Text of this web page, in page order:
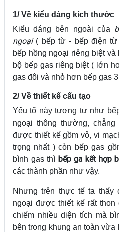
1/ Về kiểu dáng kích thước
Kiểu dáng bên ngoài của
ngoại( bếp từ - bếp điện
bếp hồng ngoại riêng biệt
bộ bếp gas riêng biệt ( lớn
gas đôi và nhỏ hơn bếp gas
2/ Về thiết kế cấu tạo
Yếu tố này tương tự như
ngoại thông thường,
được thiết kế gồm vỏ, vi
trọng nhất ) còn bếp gas
bình gas thì bếp ga kết hợp
các thành phần như vậy.
Nhưng trên thực tế ta thấy
ngoại được thiết kế rất thon
chiếm nhiều diện tích mà
bên trong khung an toàn